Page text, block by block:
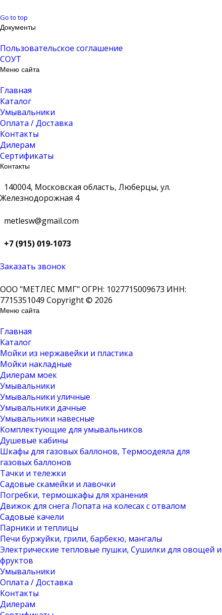
Go to top
Документы
Пользовательское соглашение
СОУТ
Меню сайта
Главная
Каталог
Умывальники
Оплата / Доставка
Контакты
Дилерам
Сертификаты
Контакты
140004, Московская область, Люберцы, ул.
Железнодорожная 4
metlesw@gmail.com
+7 (915) 019-1073
Заказать звонок
ООО "МЕТЛЕС ММГ" ОГРН: 1027715009673 ИНН:
7715351049 Copyright © 2026
Меню сайта
Главная
Каталог
Мойки из нержавейки и пластика
Мойки накладные
Дилерам моек
Умывальники
Умывальники уличные
Умывальники дачные
Умывальники навесные
Комплектующие для умывальников
Душевые кабины
Шкафы для газовых баллонов, Термоодеяла для
газовых баллонов
Тачки и тележки
Садовые скамейки и лавочки
Погребки, термошкафы для хранения
Движок для снега Лопата на колесах с отвалом
Садовые качели
Парники и теплицы
Печи буржуйки, грили, барбекю, мангалы
Электрические тепловые пушки, Сушилки для овощей и
фруктов
Умывальники
Оплата / Доставка
Контакты
Дилерам